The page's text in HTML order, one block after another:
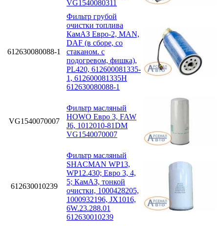
VG1540080311
612630080088-1
Фильтр грубой
очистки топлива
КамАЗ Евро-2, MAN,
DAF (в сборе, со
стаканом. с
подогревом, фишка),
PL420, 612600081335-
1, 612600081335H
612630080088-1
VG1540070007
Фильтр масляный
HOWO Евро 3, FAW
J6, 1012010-81DM
VG1540070007
612630010239
Фильтр масляный
SHACMAN WP13,
WP12.430; Eвро 3, 4,
5; КамАЗ, тонкой
очистки, 1000428205,
1000932196, JX1016,
6W.23.288.01
612630010239